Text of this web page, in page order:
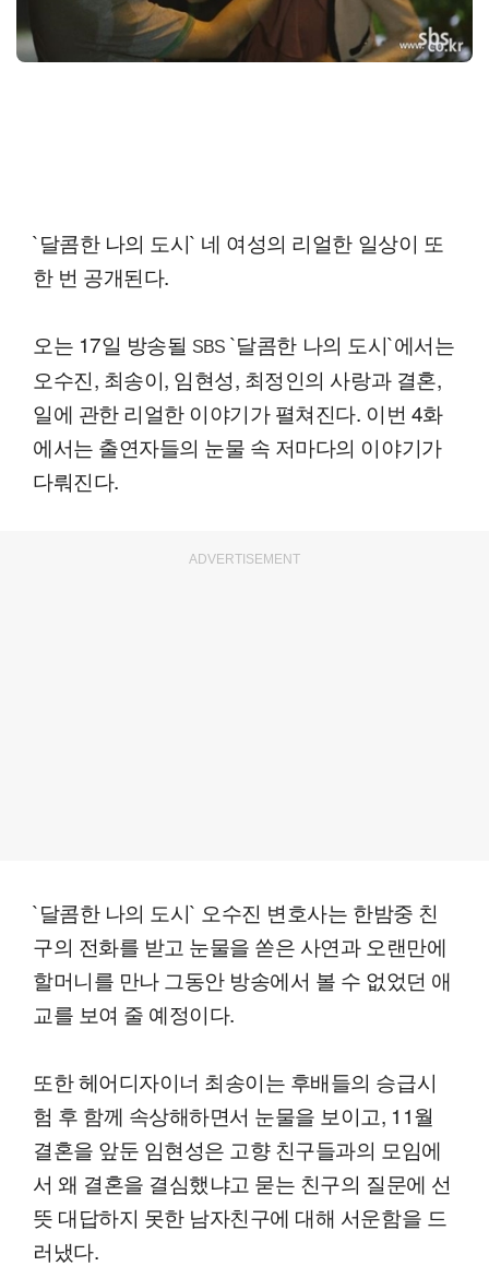
`달콤한 나의 도시` 네 여성의 리얼한 일상이 또
한 번 공개된다.
오는 17일 방송될 SBS `달콤한 나의 도시`에서는
오수진, 최송이, 임현성, 최정인의 사랑과 결혼,
일에 관한 리얼한 이야기가 펼쳐진다. 이번 4화
에서는 출연자들의 눈물 속 저마다의 이야기가
다뤄진다.
ADVERTISEMENT
`달콤한 나의 도시` 오수진 변호사는 한밤중 친
구의 전화를 받고 눈물을 쏟은 사연과 오랜만에
할머니를 만나 그동안 방송에서 볼 수 없었던 애
교를 보여 줄 예정이다.
또한 헤어디자이너 최송이는 후배들의 승급시
험 후 함께 속상해하면서 눈물을 보이고, 11월
결혼을 앞둔 임현성은 고향 친구들과의 모임에
서 왜 결혼을 결심했냐고 묻는 친구의 질문에 선
뜻 대답하지 못한 남자친구에 대해 서운함을 드
러냈다.